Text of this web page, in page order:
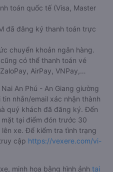
tại các cửa hàng tiện lợi và
toán quốc tế (Visa, Master
đã đăng ký thanh toán trực
chuyển khoản ngân hàng.
có thể thanh toán vé
AirPay, VNPay,…
An Phú - An Giang giường
nhắn/email xác nhận thành
quý khách đã đăng ký. Đến
tại điểm đón trước 30
xe. Để kiểm tra tình trạng